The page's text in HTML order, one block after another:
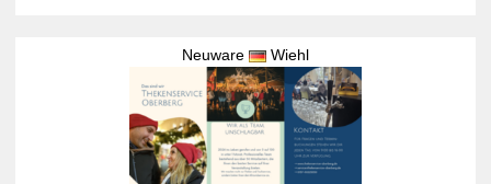
Neuware Wiehl